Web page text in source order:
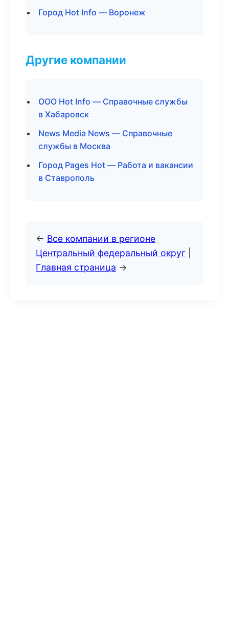
Город Hot Info — Воронеж
Другие компании
ООО Hot Info — Справочные службы
в Хабаровск
News Media News — Справочные
службы в Москва
Город Pages Hot — Работа и вакансии
в Ставрополь
← Все компании в регионе
Центральный федеральный округ
Главная страница →